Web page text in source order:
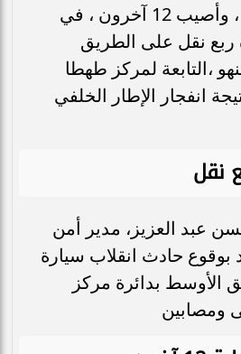
لقي طالب مصرعه ، وأصيب 12 آخرون ، في
ربع نقل على الطريق
،التابعة لمركز طهطا
انفجار الإطار الخلفي
نقل
عبد العزيز، مدير أمن
بوقوع حادث انقلاب سيارة
الأوسط بدائرة مركز
ومصابين